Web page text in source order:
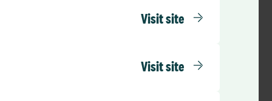
Visit site
Visit site